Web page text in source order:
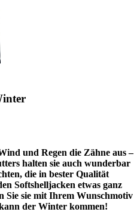
und Regen die Zähne aus –
halten sie auch wunderbar
die in bester Qualität
Softshelljacken etwas ganz
Sie sie mit Ihrem Wunschmotiv
der Winter kommen!